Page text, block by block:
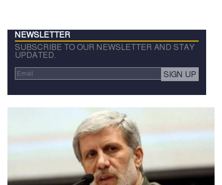
NEWSLETTER
SUBSCRIBE TO OUR NEWSLETTER AND STAY
UPDATED.